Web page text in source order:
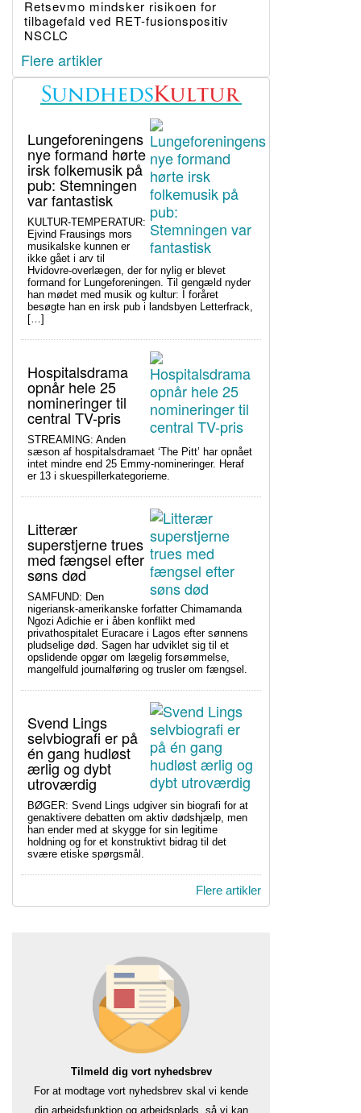
Retsevmo mindsker risikoen for
tilbagefald ved RET-fusionspositiv
NSCLC
Flere artikler
Lungeforeningens
nye formand hørte
irsk folkemusik på
pub: Stemningen
var fantastisk
KULTUR-TEMPERATUR:
Ejvind Frausings mors
musikalske kunnen er
ikke gået i arv til
Hvidovre-overlægen, der for nylig er blevet
formand for Lungeforeningen. Til gengæld nyder
han mødet med musik og kultur: I foråret
besøgte han en irsk pub i landsbyen Letterfrack,
[…]
Hospitalsdrama
opnår hele 25
nomineringer til
central TV-pris
STREAMING: Anden
sæson af hospitalsdramaet ‘The Pitt’ har opnået
intet mindre end 25 Emmy-nomineringer. Heraf
er 13 i skuespillerkategorierne.
Litterær
superstjerne trues
med fængsel efter
søns død
SAMFUND: Den
nigeriansk-amerikanske forfatter Chimamanda
Ngozi Adichie er i åben konflikt med
privathospitalet Euracare i Lagos efter sønnens
pludselige død. Sagen har udviklet sig til et
opslidende opgør om lægelig forsømmelse,
mangelfuld journalføring og trusler om fængsel.
Svend Lings
selvbiografi er på
én gang hudløst
ærlig og dybt
utroværdig
BØGER: Svend Lings udgiver sin biografi for at
genaktivere debatten om aktiv dødshjælp, men
han ender med at skygge for sin legitime
holdning og for et konstruktivt bidrag til det
svære etiske spørgsmål.
Flere artikler
Tilmeld dig vort nyhedsbrev
For at modtage vort nyhedsbrev skal vi kende
din arbejdsfunktion og arbejdsplads, så vi kan